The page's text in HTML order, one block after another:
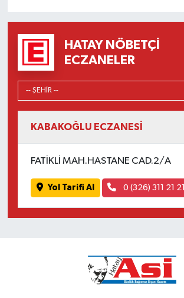
HATAY NÖBETÇI
ECZANELER
KABAKOĞLU ECZANESİ
FATİKLİ MAH.HASTANE CAD.2/A
Yol Tarifi Al 0 (326) 311 21 21